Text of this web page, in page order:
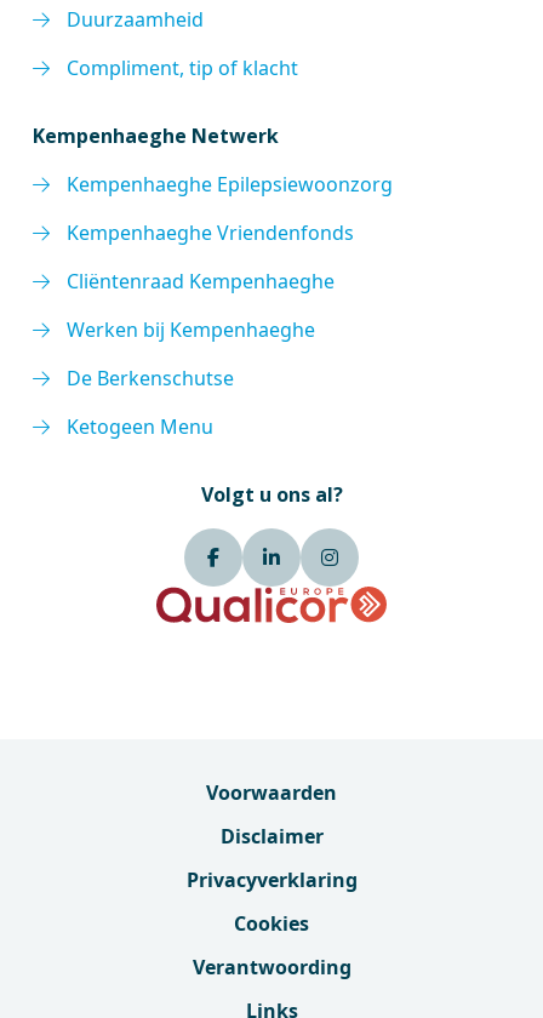
Duurzaamheid
Compliment, tip of klacht
Kempenhaeghe Netwerk
Kempenhaeghe Epilepsiewoonzorg
Kempenhaeghe Vriendenfonds
Cliëntenraad Kempenhaeghe
Werken bij Kempenhaeghe
De Berkenschutse
Ketogeen Menu
Volgt u ons al?
Voorwaarden
Disclaimer
Privacyverklaring
Cookies
Verantwoording
Links